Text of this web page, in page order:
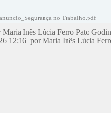
no Trabalho.pdf
Inês Lúcia Ferro Pato
12:16 por Maria Inês Lúcia